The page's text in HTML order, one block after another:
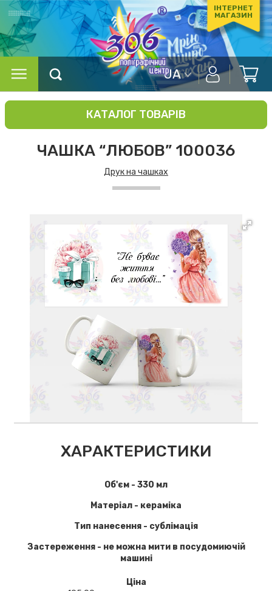
ІНТЕРНЕТ
МАГАЗИН
UA
КАТАЛОГ ТОВАРІВ
ЧАШКА “ЛЮБОВ” 100036
Друк на чашках
ХАРАКТЕРИСТИКИ
Об'єм - 330 мл
Матеріал - кераміка
Тип нанесення - сублімація
Застереження - не можна мити в посудомиючій
машині
Ціна